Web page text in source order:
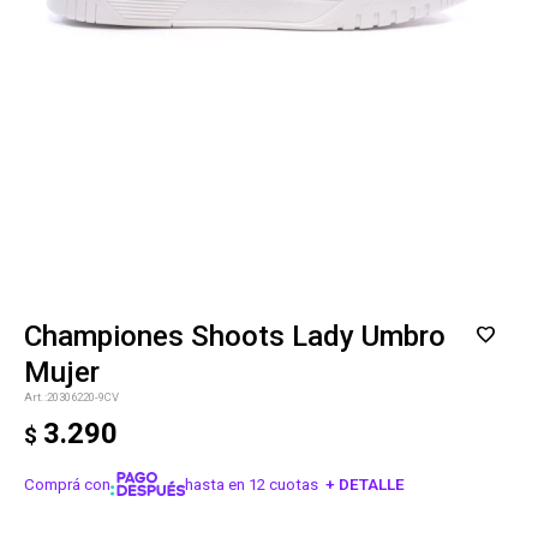
Championes Shoots Lady Umbro
Mujer
20306220-9CV
$ 3.290
Comprá con hasta en 12 cuotas + DETALLE